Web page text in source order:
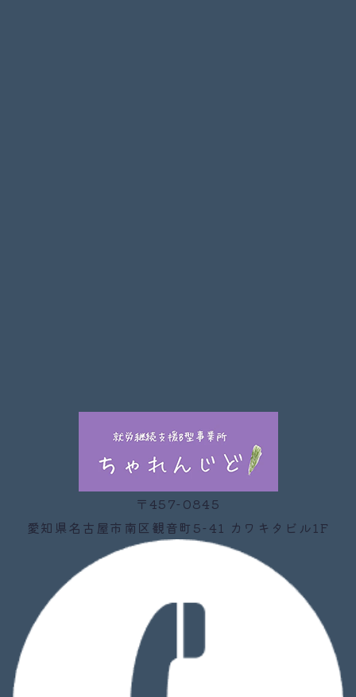
〒457-0845
愛知県名古屋市南区観音町5-41 カワキタビル1F